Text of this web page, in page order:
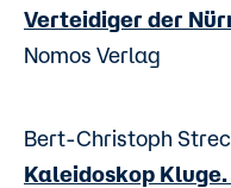
Verteidiger der
Nomos Verlag
Bert-Christoph
Kaleidoskop